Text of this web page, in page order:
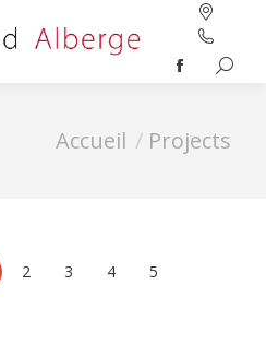
Facebook
opens
Vous êtes ici :
Accueil Projects
2 3 4 5